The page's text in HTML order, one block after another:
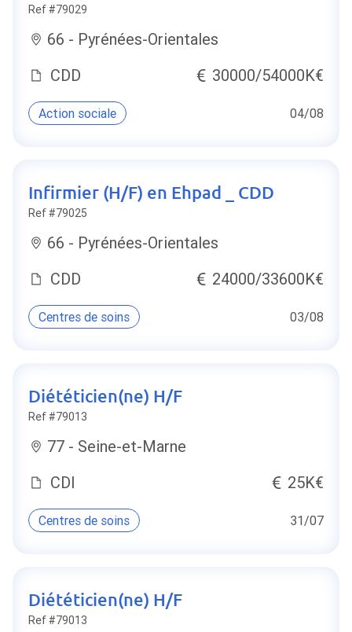
Ref #79029
66 - Pyrénées-Orientales
CDD
30000/54000K€
Action sociale 04/08
Infirmier (H/F) en Ehpad _ CDD
Ref #79025
66 - Pyrénées-Orientales
CDD
24000/33600K€
Centres de soins 03/08
Diététicien(ne) H/F
Ref #79013
77 - Seine-et-Marne
CDI
25K€
Centres de soins 31/07
Diététicien(ne) H/F
Ref #79013